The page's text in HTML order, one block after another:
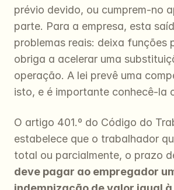
prévio devido, ou cumprem-no
parte. Para a empresa, esta
problemas reais: deixa funções
obriga a acelerar uma
operação. A lei prevê uma
isto, e é importante conhecê-la
O artigo 401.º do Código do
estabelece que o trabalhador
deve pagar ao empregador